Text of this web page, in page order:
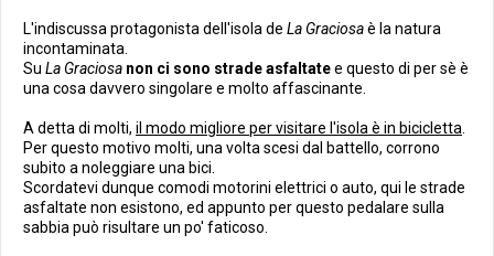
L'indiscussa protagonista dell'isola de La Graciosaè la natura
incontaminata.
Su La Graciosa non ci sono strade asfaltatee questo di per sè è
una cosa davvero singolare e molto affascinante.
A detta di molti, il modo migliore per visitare l'isola è in bicicletta
Per questo motivo molti, una volta scesi dal battello, corrono
subito a noleggiare una bici.
Scordatevi dunque comodi motorini elettrici o auto, qui le strade
asfaltate non esistono, ed appunto per questo pedalare sulla
sabbia può risultare un po' faticoso.